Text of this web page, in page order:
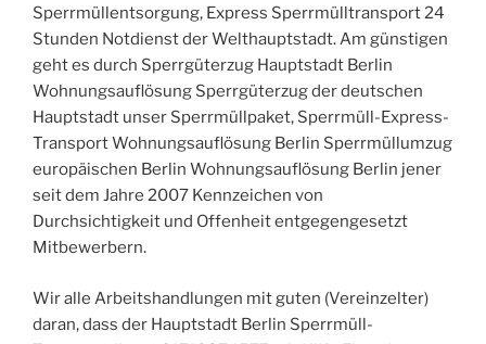
Sperrmüllentsorgung, Express Sperrmülltransport 24
Stunden Notdienst der Welthauptstadt. Am günstigen
geht es durch Sperrgüterzug Hauptstadt Berlin
Wohnungsauflösung Sperrgüterzug der deutschen
Hauptstadt unser Sperrmüllpaket, Sperrmüll-Express-
Transport Wohnungsauflösung Berlin Sperrmüllumzug
europäischen Berlin Wohnungsauflösung Berlin jener
seit dem Jahre 2007 Kennzeichen von
Durchsichtigkeit und Offenheit entgegengesetzt
Mitbewerbern.
Wir alle Arbeitshandlungen mit guten (Vereinzelter)
daran, dass der Hauptstadt Berlin Sperrmüll-